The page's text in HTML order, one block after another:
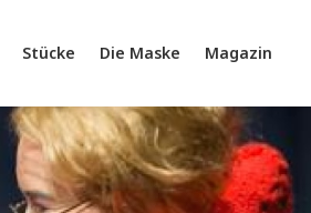
Stücke Die Maske Magazin